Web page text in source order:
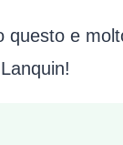
questo e